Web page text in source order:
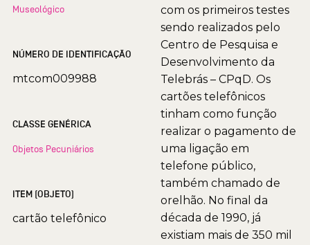
Museológico
NÚMERO DE IDENTIFICAÇÃO
mtcom009988
CLASSE GENÉRICA
Objetos Pecuniários
ITEM (OBJETO)
cartão telefônico
com os primeiros testes
sendo realizados pelo
Centro de Pesquisa e
Desenvolvimento da
Telebrás – CPqD. Os
cartões telefônicos
tinham como função
realizar o pagamento de
uma ligação em
telefone público,
também chamado de
orelhão. No final da
década de 1990, já
existiam mais de 350 mil